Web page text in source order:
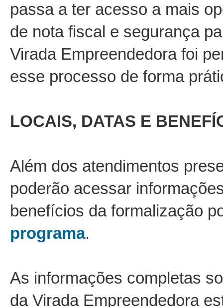
passa a ter acesso a mais
de nota fiscal e segurança
Virada Empreendedora foi
esse processo de forma
LOCAIS, DATAS E
Além dos atendimentos
poderão acessar
benefícios da formalização
programa.
As informações completas
da Virada Empreendedora